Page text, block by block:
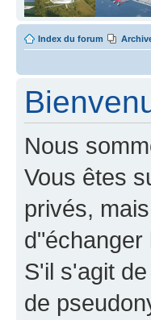
Index du forum
Nous
Vous êtes
privés,
S'il s'agit
de